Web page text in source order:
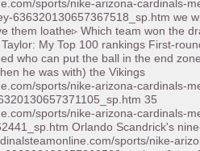
sports/nike-arizona-cardinals-
636320130657367518_sp.htm we
them loathe▹ Which team won the
My Top 100 rankings First-
who can put the ball in the end
he was with) the Vikings
sports/nike-arizona-cardinals-
35
sports/nike-arizona-cardinals-
Orlando Scandrick's
sports/nike-